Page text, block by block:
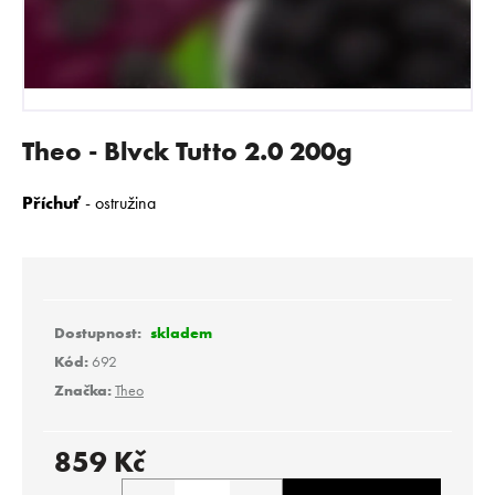
Theo - Blvck Tutto 2.0 200g
Příchuť- ostružina
skladem
Kód: 692
Značka:Theo
859 Kč
J
T